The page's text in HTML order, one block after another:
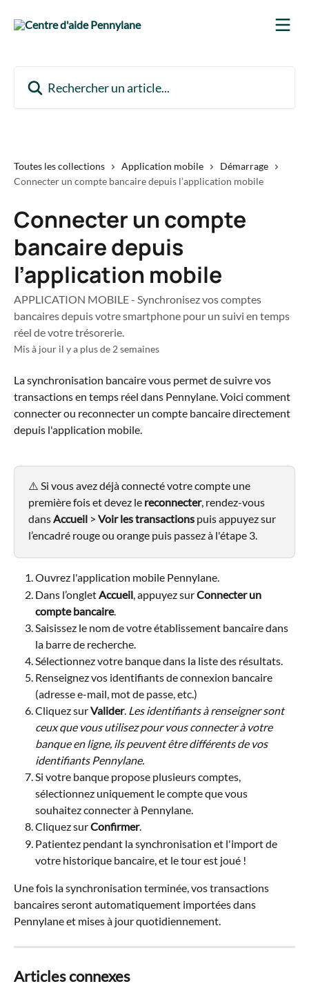
Toutes les collections Application mobile
Démarrage
Connecter un compte bancaire depuis l’application mobile
Connecter un compte
bancaire depuis
l’application mobile
APPLICATION MOBILE - Synchronisez vos comptes
bancaires depuis votre smartphone pour un suivi en temps
réel de votre trésorerie.
Mis à jour il y a plus de 2 semaines
La synchronisation bancaire vous permet de suivre vos
transactions en temps réel dans Pennylane. Voici comment
connecter ou reconnecter un compte bancaire directement
depuis l'application mobile.
⚠️ Si vous avez déjà connecté votre compte une
première fois et devez le reconnecter, rendez-vous
dans Accueil > Voir les transactions puis appuyez sur
l’encadré rouge ou orange puis passez à l'étape 3.
Ouvrez l'application mobile Pennylane.
Dans l’onglet Accueil, appuyez sur Connecter un
compte bancaire.
Saisissez le nom de votre établissement bancaire dans
la barre de recherche.
Sélectionnez votre banque dans la liste des résultats.
Renseignez vos identifiants de connexion bancaire
(adresse e-mail, mot de passe, etc.)
Cliquez sur Valider. Les identifiants à renseigner sont
ceux que vous utilisez pour vous connecter à votre
banque en ligne, ils peuvent être différents de vos
identifiants Pennylane.
Si votre banque propose plusieurs comptes,
sélectionnez uniquement le compte que vous
souhaitez connecter à Pennylane.
Cliquez sur Confirmer.
Patientez pendant la synchronisation et l'import de
votre historique bancaire, et le tour est joué !
Une fois la synchronisation terminée, vos transactions
bancaires seront automatiquement importées dans
Pennylane et mises à jour quotidiennement.
Articles connexes